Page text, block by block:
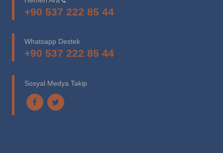
+90 537 222 85 44
Whatsapp Destek
+90 537 222 85 44
Sosyal Medya Takip